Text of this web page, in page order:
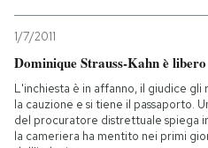
1/7/2011
Dominique Strauss-Kahn è libero
L'inchiesta è in affanno, il giudice gli
la cauzione e si tiene il passaporto.
del procuratore distrettuale spiega
la cameriera ha mentito nei primi